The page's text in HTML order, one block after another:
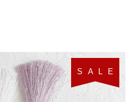
S A L E